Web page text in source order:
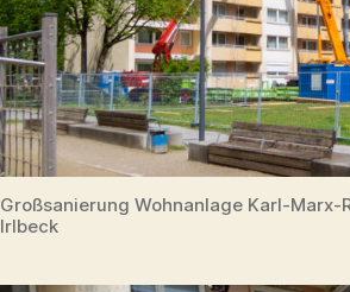
Großsanierung Wohnanlage Karl-
Irlbeck